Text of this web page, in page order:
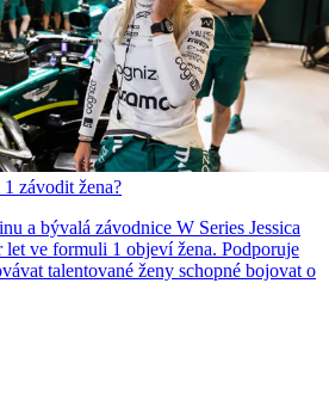
závodit žena?
a bývalá závodnice W Series Jessica
let ve formuli 1 objeví žena. Podporuje
talentované ženy schopné bojovat o